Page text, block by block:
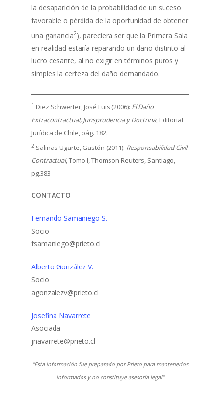
la desaparición de la probabilidad de un suceso
favorable o pérdida de la oportunidad de obtener
una ganancia2), pareciera ser que la Primera Sala
en realidad estaría reparando un daño distinto al
lucro cesante, al no exigir en términos puros y
simples la certeza del daño demandado.
1 Diez Schwerter, José Luis (2006): El Daño
Extracontractual, Jurisprudencia y Doctrina, Editorial
Jurídica de Chile, pág. 182.
2 Salinas Ugarte, Gastón (2011): Responsabilidad Civil
Contractual, Tomo I, Thomson Reuters, Santiago,
pg.383
CONTACTO
Fernando Samaniego S.
Socio
fsamaniego@prieto.cl
Alberto González V.
Socio
agonzalezv@prieto.cl
Josefina Navarrete
Asociada
jnavarrete@prieto.cl
“Esta información fue preparado por Prieto para mantenerlos
informados y no constituye asesoría legal”